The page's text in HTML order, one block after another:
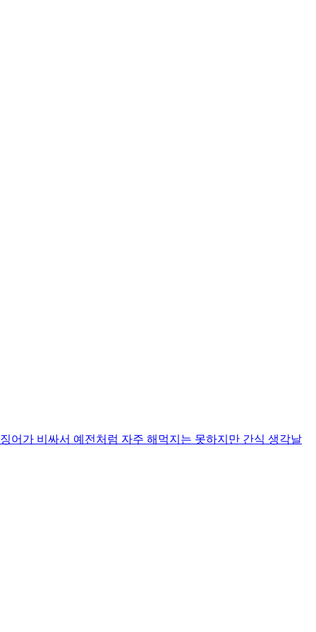
어가 비싸서 예전처럼 자주 해먹지는 못하지만 간식 생각날